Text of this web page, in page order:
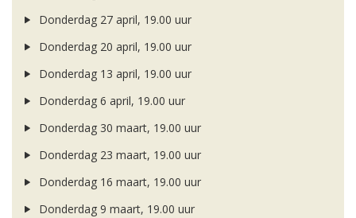
Donderdag 27 april, 19.00 uur
Donderdag 20 april, 19.00 uur
Donderdag 13 april, 19.00 uur
Donderdag 6 april, 19.00 uur
Donderdag 30 maart, 19.00 uur
Donderdag 23 maart, 19.00 uur
Donderdag 16 maart, 19.00 uur
Donderdag 9 maart, 19.00 uur